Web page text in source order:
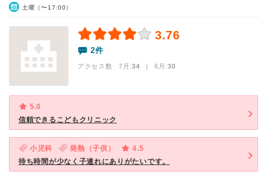
土曜（〜17:00）
3.76
2件
アクセス数 7月:34 | 6月:30
5.0
信頼できるこどもクリニック
小児科 発熱（子供）
4.5
待ち時間が少なく子連れにありがたいです。